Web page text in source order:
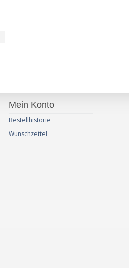
Mein Konto
Bestellhistorie
Wunschzettel